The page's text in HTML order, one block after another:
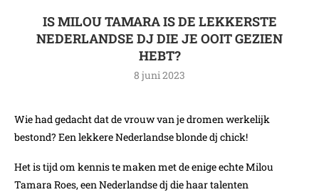
IS MILOU TAMARA IS DE LEKKERSTE
NEDERLANDSE DJ DIE JE OOIT GEZIEN
HEBT?
8 juni 2023
Wie had gedacht dat de vrouw van je dromen werkelijk
bestond? Een lekkere Nederlandse blonde dj chick!
Het is tijd om kennis te maken met de enige echte Milou
Tamara Roes, een Nederlandse dj die haar talenten